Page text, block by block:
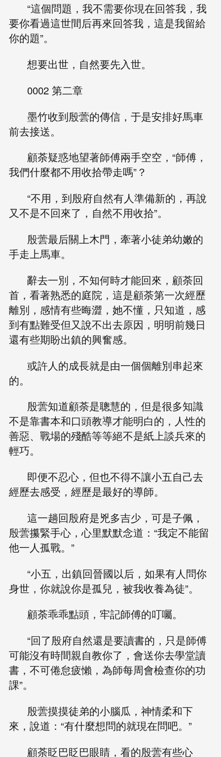
“這個問題，我不需要你現在回答我，我
要你看過這世間后再來回答我，這是我留給
你的題”。
想要出世，自然要先入世。
0002 第二章
墨竹收到殷蕓的傳信，于是安排好馬車
前去接送。
顧荼疑惑地望著師傅兩手空空，“師傅，
我們什麼都不用收拾帶走嗎”？
“不用，到殷府自然有人準備新的，再說
又不是不回來了，自然不用收拾”。
殷蕓最后關上木門，牽著小徒弟幼嫩的
手走上馬車。
辭去一別，不知何時才能回來，顧荼回
首，看著熟悉的庭院，這是顧荼第一次經歷
離別，感情有些晦澀，她不懂，只知道，感
到有點難受但又說不出去原因，明明前幾日
還有些期盼出鎮的興奮感。
或許人的成長就是由一個個離別串起來
的。
殷蕓知道顧荼是聰慧的，但是很多知識
不是靠書本和口頭教導才能明白的，人性的
善惡、戰場的殘酷等等絕不是紙上談兵來的
輕巧。
即便不忍心，但也不得不讓小五自己去
經歷去感受，經歷是最好的導師。
這一趟回殷府是兇多吉少，可是子佩，
殷蕓攥緊手心，心里默默念道：“我定不能留
他一人孤戰。”
“小五，出鎮回晉國以后，如果有人問你
身世，你就說你是孤兒，被我收養為徒”。
顧荼乖乖點頭，牢記師傅的叮囑。
“回了殷府自然還是要讀書的，只是師傅
可能沒有時間親自教你了，會送你去學堂讀
書，不可倦怠疲懶，為師每周會檢查你的功
課”。
殷蕓摸摸徒弟的小腦瓜，神情柔和下
來，說道：“有什麼想問的就現在問吧。”
顧荼眨巴眨巴眼睛，看的殷蕓有些心